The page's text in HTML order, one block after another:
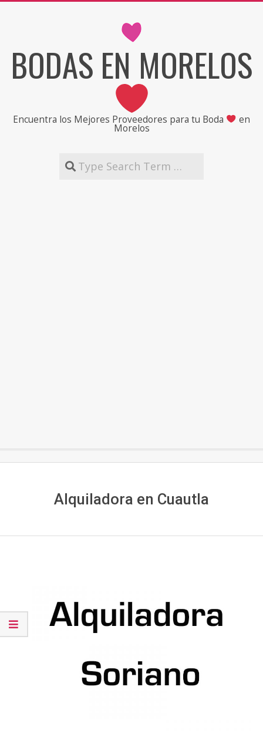
BODAS EN MORELOS
Encuentra los Mejores Proveedores para tu Boda en
Morelos
Search
Alquiladora en Cuautla